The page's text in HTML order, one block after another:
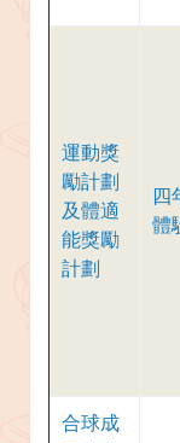
運動獎
勵計劃
及體適
能獎勵
計劃
四
體
合球成